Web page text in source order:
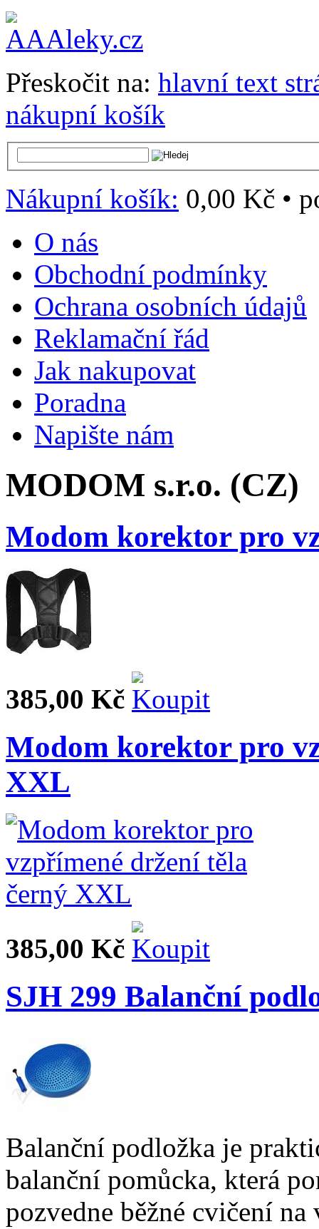
Přeskočit na: hlavní text
nákupní košík
Nákupní košík: 0,00 Kč •
O nás
Obchodní podmínky
Ochrana osobních údajů
Reklamační řád
Jak nakupovat
Poradna
Napište nám
MODOM s.r.o. (CZ)
Modom korektor pro
385,00 Kč
Modom korektor pro
XXL
385,00 Kč
SJH 299 Balanční
Balanční podložka je
balanční pomůcka, která
pozvedne běžné cvičení